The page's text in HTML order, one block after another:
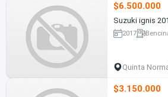
$6.500.000
Suzuki ignis
2017
Quinta
$3.150.000